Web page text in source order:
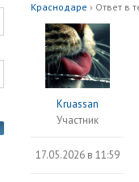
Краснодаре › Ответ в
Kruassan
Участник
17.05.2026 в 11:59